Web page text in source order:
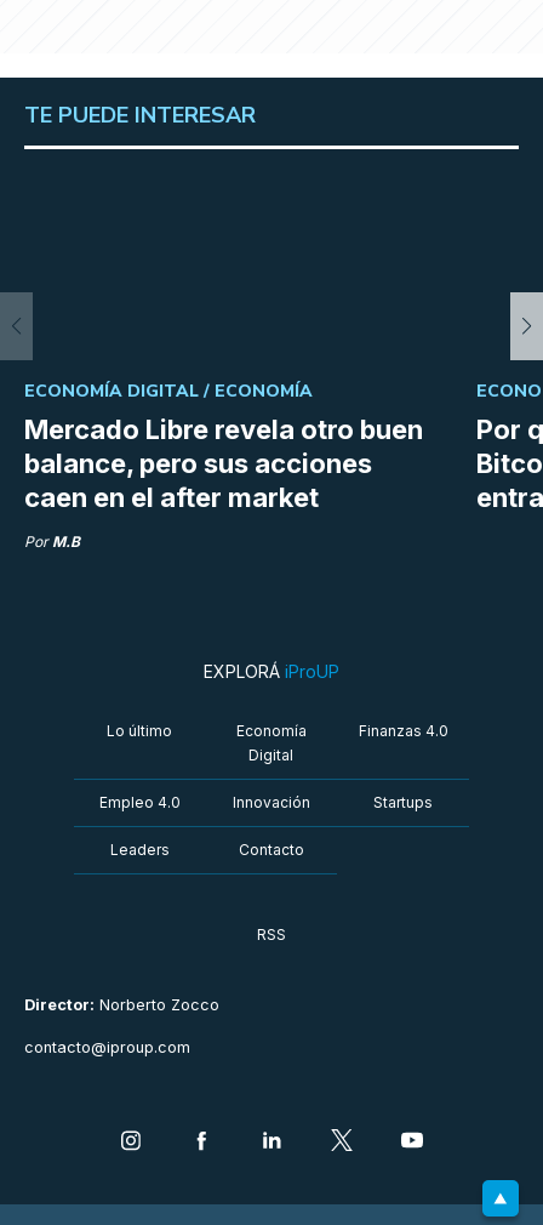
TE PUEDE INTERESAR
Mercado Libre revela otro buen
balance, pero sus acciones
caen en el after market
ECONOMÍA DIGITAL / ECONOMÍA
Por M.B
Por
Director: Norberto Zocco
contacto@iproup.com
EXPLORÁ iProUP
Lo último
Economía
Digital
Finanzas 4.0
Empleo 4.0 Innovación Startups
Leaders Contacto
RSS